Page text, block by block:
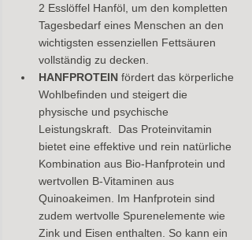
2 Esslöffel Hanföl, um den kompletten
Tagesbedarf eines Menschen an den
wichtigsten essenziellen Fettsäuren
vollständig zu decken.
HANFPROTEIN fördert das körperliche
Wohlbefinden und steigert die
physische und psychische
Leistungskraft.  Das Proteinvitamin
bietet eine effektive und rein natürliche
Kombination aus Bio-Hanfprotein und
wertvollen B-Vitaminen aus
Quinoakeimen. Im Hanfprotein sind
zudem wertvolle Spurenelemente wie
Zink und Eisen enthalten. So kann ein